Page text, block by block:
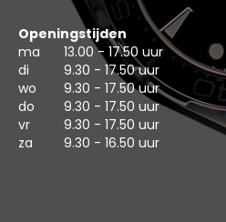
Openingstijden
ma
13.00 - 17.50 uur
di
9.30 - 17.50 uur
wo
9.30 - 17.50 uur
do
9.30 - 17.50 uur
vr
9.30 - 17.50 uur
za
9.30 - 16.50 uur